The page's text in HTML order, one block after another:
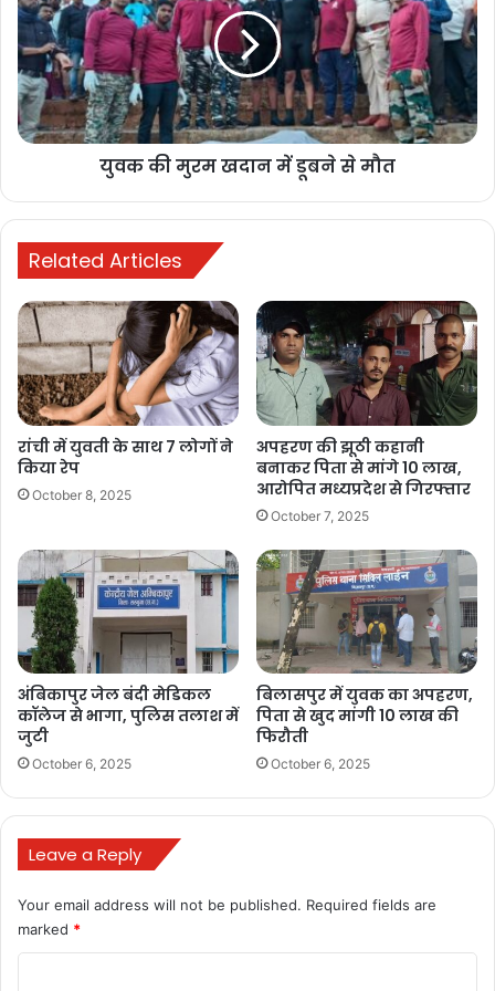
बताया कि आग लगने का कारण अभी तक अज्ञात है। तीन वाहनों में सिर्फ बीच मे
खड़ी गाड़ी ही जली हुई मिली। ऐसा लगता है कि शॉर्ट सर्किट या गर्मी की वजह से
वाहन में आग लगी है। कोई जानबूझ कर भी लगा सकता है। फिलहाल हर एंगल से
जांच की जा रही है।
Buland Hindustan
BULAND HINDUSTAN News
युवक की मुरम खदान में डूबने से मौत
Related Articles
रांची में युवती के साथ 7 लोगों ने
किया रेप
October 8, 2025
अपहरण की झूठी कहानी
बनाकर पिता से मांगे 10 लाख,
आरोपित मध्यप्रदेश से गिरफ्तार
October 7, 2025
अंबिकापुर जेल बंदी मेडिकल
कॉलेज से भागा, पुलिस तलाश में
जुटी
October 6, 2025
बिलासपुर में युवक का अपहरण,
पिता से खुद मांगी 10 लाख की
फिरौती
October 6, 2025
Leave a Reply
Your email address will not be published. Required fields are
marked *